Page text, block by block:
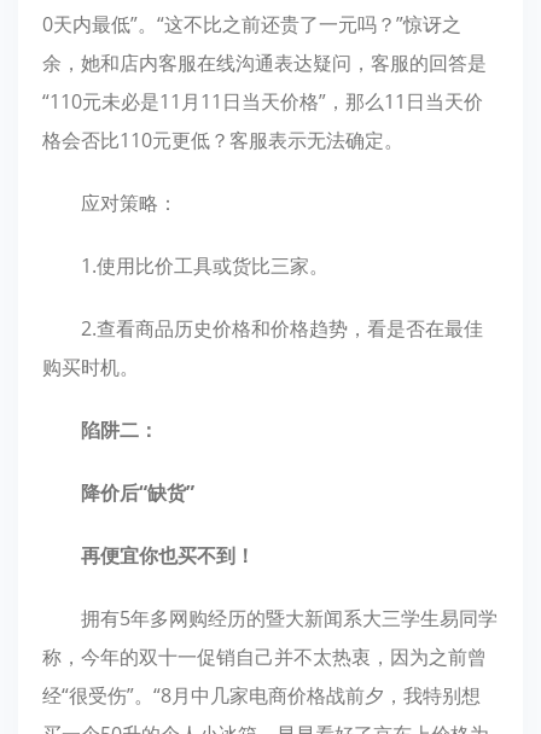
0天内最低”。“这不比之前还贵了一元吗？”惊讶之
余，她和店内客服在线沟通表达疑问，客服的回答是
“110元未必是11月11日当天价格”，那么11日当天价
格会否比110元更低？客服表示无法确定。
应对策略：
1.使用比价工具或货比三家。
2.查看商品历史价格和价格趋势，看是否在最佳
购买时机。
陷阱二：
降价后“缺货”
再便宜你也买不到！
拥有5年多网购经历的暨大新闻系大三学生易同学
称，今年的双十一促销自己并不太热衷，因为之前曾
经“很受伤”。“8月中几家电商价格战前夕，我特别想